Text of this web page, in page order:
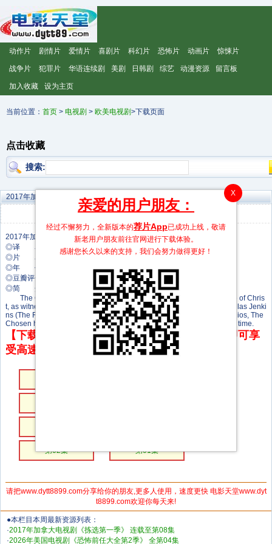
动作片 剧情片 爱情片 喜剧片 科幻片 恐怖片 动画片 惊悚片
战争片 犯罪片 华语连续剧 美剧 日韩剧 综艺 动漫资源 留言板
加入收藏 设为主页
当前位置： 首页 > 电视剧 > 欧美电视剧>下载页面
点击收藏
搜索:
2017年加拿大电视剧《拣选第一季》 连载至第08集
9.3 发布时间：2026-05-30 00:30:04
◎译 名 拣选第一季
◎片 名 拣选第一季
◎年 代 2017
◎豆瓣评分 9.3
◎简 介
The Chosen is the first multi-season television series about the life of Chris
t, as witnessed through the eyes of those He impacted. Directed by Dallas Jenki
ns (The Resurrection of Gavin Stone) and distributed by VidAngel Studios, The
Chosen has grown to become the largest crowdfunded TV series of all time.
【下载地址】本站专属下载器：点击下方链接 即可享
受高速下载和在线播放 专治迅雷无法下载
第02集 第01集
请把www.dytt8899.com分享给你的朋友,更多人使用，速度更快 电影天堂www.dyt
t8899.com欢迎你每天来!
●本栏目本周最新资源列表：
·2017年加拿大电视剧《拣选第一季》 连载至第08集
·2026年美国电视剧《恐怖前任大全第2季》 全第04集
X
亲爱的用户朋友：
经过不懈努力，全新版本的荐片App已成功上线，敬请
新老用户朋友前往官网进行下载体验。
感谢您长久以来的支持，我们会努力做得更好！